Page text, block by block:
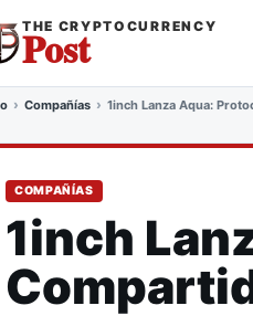
THE CRYPTOCURRENCY
Post
Compañías 1inch Lanza Aqua:
COMPAÑÍAS
1inch